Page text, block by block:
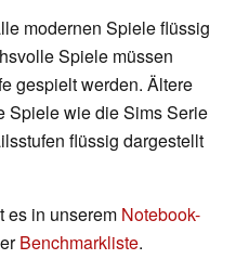
modernen Spiele flüssig
Spiele müssen
gespielt werden. Ältere
Spiele wie die Sims Serie
flüssig dargestellt
es in unserem Notebook-
Benchmarkliste.